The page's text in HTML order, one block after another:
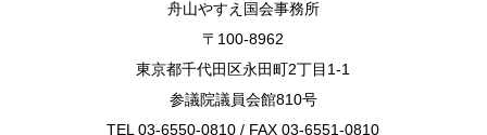
舟山やすえ国会事務所
〒100-8962
東京都千代田区永田町2丁目1-1
参議院議員会館810号
TEL 03-6550-0810 / FAX 03-6551-0810